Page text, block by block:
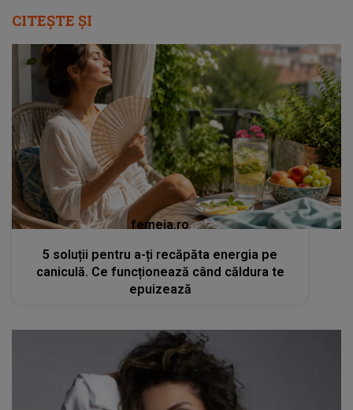
CITEȘTE ȘI
femeia.ro
5 soluții pentru a-ți recăpăta energia pe
caniculă. Ce funcționează când căldura te
epuizează